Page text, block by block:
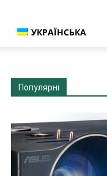
УКРАЇНСЬКА
Популярні